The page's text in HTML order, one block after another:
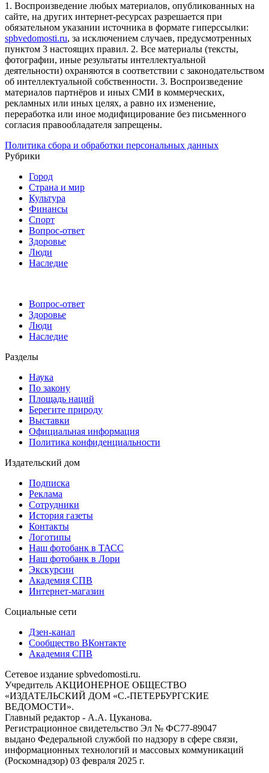
1. Воспроизведение любых материалов, опубликованных на
сайте, на других интернет-ресурсах разрешается при
обязательном указании источника в формате гиперссылки:
spbvedomosti.ru, за исключением случаев, предусмотренных
пунктом 3 настоящих правил. 2. Все материалы (тексты,
фотографии, иные результаты интеллектуальной
деятельности) охраняются в соответствии с законодательством
об интеллектуальной собственности. 3. Воспроизведение
материалов партнёров и иных СМИ в коммерческих,
рекламных или иных целях, а равно их изменение,
переработка или иное модифицирование без письменного
согласия правообладателя запрещены.
Политика сбора и обработки персональных данных
Рубрики
Город
Страна и мир
Культура
Финансы
Спорт
Вопрос-ответ
Здоровье
Люди
Наследие
Вопрос-ответ
Здоровье
Люди
Наследие
Разделы
Наука
По закону
Площадь наций
Берегите природу
Выставки
Официальная информация
Политика конфиденциальности
Издательский дом
Подписка
Реклама
Сотрудники
История газеты
Контакты
Логотипы
Наш фотобанк в ТАСС
Наш фотобанк в Лори
Экскурсии
Академия СПВ
Интернет-магазин
Социальные сети
Дзен-канал
Сообщество ВКонтакте
Академия СПВ
Сетевое издание spbvedomosti.ru.
Учредитель АКЦИОНЕРНОЕ ОБЩЕСТВО
«ИЗДАТЕЛЬСКИЙ ДОМ «С.-ПЕТЕРБУРГСКИЕ
ВЕДОМОСТИ».
Главный редактор - А.А. Цуканова.
Регистрационное свидетельство Эл № ФС77-89047
выдано Федеральной службой по надзору в сфере связи,
информационных технологий и массовых коммуникаций
(Роскомнадзор) 03 февраля 2025 г.